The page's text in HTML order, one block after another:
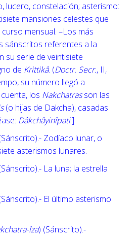
lucero, constelación; asterismo:
mansiones celestes que
mensual. –Los más
sánscritos referentes a la
su serie de veintisiete
de Krittikâ. (Doctr. Secr., II,
su número llegó a
los Nakchatrasson las
(o hijas de Dakcha), casadas
Dâkchâyinîpati.]
Zodíaco lunar, o
asterismos lunares.
La luna; la estrella
El último asterismo
îza) (Sánscrito).-